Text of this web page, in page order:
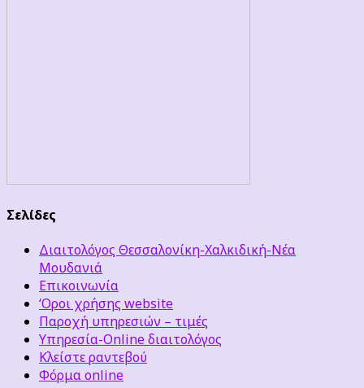
Σελίδες
Διαιτολόγος Θεσσαλονίκη-Χαλκιδική-Νέα
Μουδανιά
Επικοινωνία
‘Οροι χρήσης website
Παροχή υπηρεσιών – τιμές
Υπηρεσία-Online διαιτολόγος
Κλείστε ραντεβού
Φόρμα online